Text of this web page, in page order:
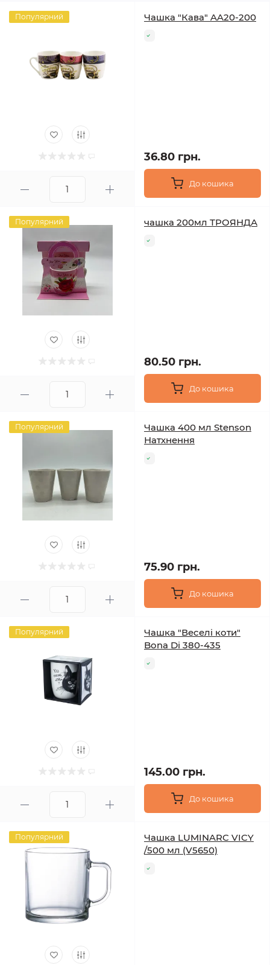
Популярний Чашка "Кава" AA20-200
36.80 грн.
До кошика
Популярний чашка 200мл ТРОЯНДА
80.50 грн.
До кошика
Популярний
Чашка 400 мл Stenson
Натхнення
75.90 грн.
До кошика
Популярний
Чашка "Веселі коти"
Bona Di 380-435
145.00 грн.
До кошика
Популярний
Чашка LUMINARC VICY
/500 мл (V5650)